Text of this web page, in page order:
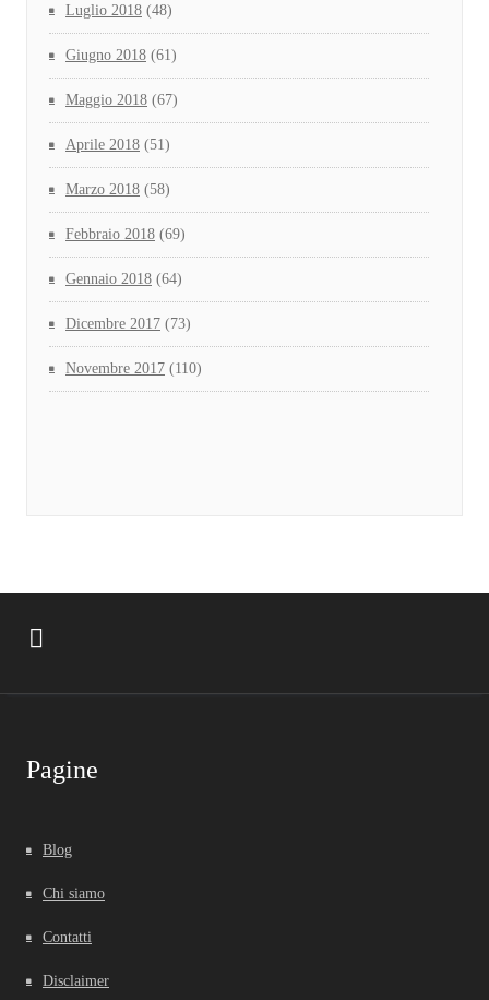
Luglio 2018 (48)
Giugno 2018 (61)
Maggio 2018 (67)
Aprile 2018 (51)
Marzo 2018 (58)
Febbraio 2018 (69)
Gennaio 2018 (64)
Dicembre 2017 (73)
Novembre 2017 (110)
Pagine
Blog
Chi siamo
Contatti
Disclaimer